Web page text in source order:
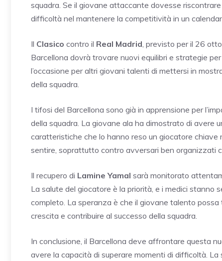
squadra. Se il giovane attaccante dovesse
difficoltà nel mantenere la competitività in un
Il Clasico contro il Real Madrid , previsto per il 26
Barcellona dovrà trovare nuovi equilibri e strategie
l’occasione per altri giovani talenti di mettersi in
della squadra.
I tifosi del Barcellona sono già in apprensione per
della squadra. La giovane ala ha dimostrato di avere
caratteristiche che lo hanno reso un giocatore
sentire, soprattutto contro avversari ben organizzati
Il recupero di Lamine Yamal sarà monitorato
La salute del giocatore è la priorità, e i medici stanno
completo. La speranza è che il giovane talento
crescita e contribuire al successo della squadra.
In conclusione, il Barcellona deve affrontare questa
avere la capacità di superare momenti di difficoltà.